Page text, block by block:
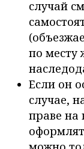
случай
по месту
Если он
случае,
праве на